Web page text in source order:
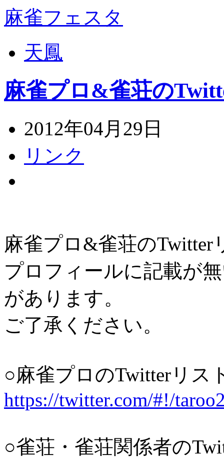
麻雀フェスタ
天鳳
麻雀プロ&雀荘の
2012年04月29日
リンク
麻雀プロ&雀荘の
プロフィールに記載が
があります。
ご了承ください。
○麻雀プロのTwitterリス
https://twitter.com/#!/
○雀荘・雀荘関係者の